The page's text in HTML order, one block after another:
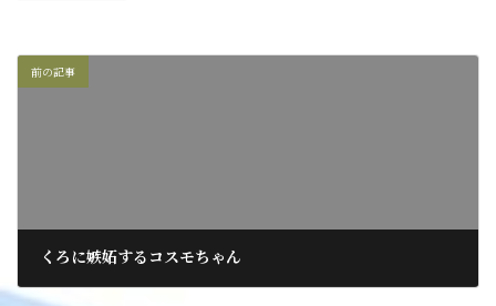
前の記事
くろに嫉妬するコスモちゃん
2022年1月31日